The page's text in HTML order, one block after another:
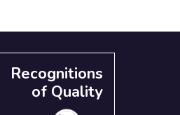
Recognitions
of Quality